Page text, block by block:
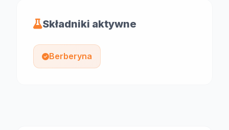
Składniki aktywne
Berberyna